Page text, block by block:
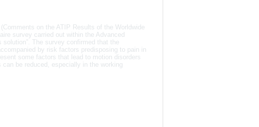
(Comments on the ATIP Results of the Worldwide
survey carried out within the Advanced
The survey confirmed that the
by risk factors predisposing to pain in
some factors that lead to motion disorders
be reduced, especially in the working